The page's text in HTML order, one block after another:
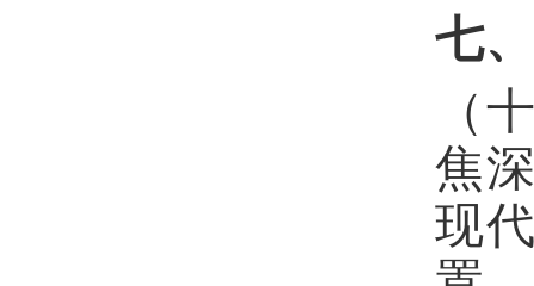
七
（
焦
现